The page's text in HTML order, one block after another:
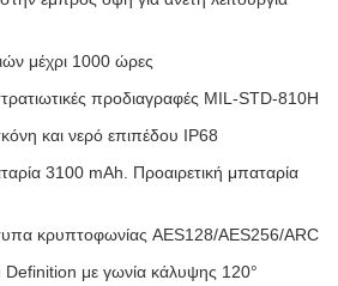
μέχρι 1000 ώρες
προδιαγραφές MIL-STD-810H
και νερό επιπέδου IP68
3100 mAh. Προαιρετική μπαταρία
κρυπτοφωνίας AES128/AES256/ARC
με γωνία κάλυψης 120°